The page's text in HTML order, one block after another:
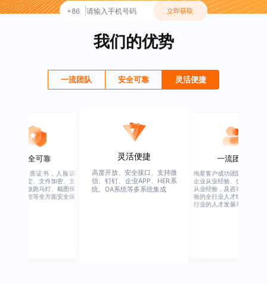
+86 立即获取
我们的优势
一流团队 安全可靠 灵活便捷
安全可靠
业权威资质证书，人脸识
、设备绑定、文件加密、文
水印、播放跑马灯、截图保
、权限管控等全方面安全保
灵活便捷
高度开放、安全接口、支持微
信、钉钉、企业APP、HER系
统、OA系统等多系统集成
一流团队
绚星客户成功团队，由有多
企业从业经验、优秀培训机
从业经验，及咨询公司从业
验的全行业人才组成，涉猎
行业的人才发展与培养模块